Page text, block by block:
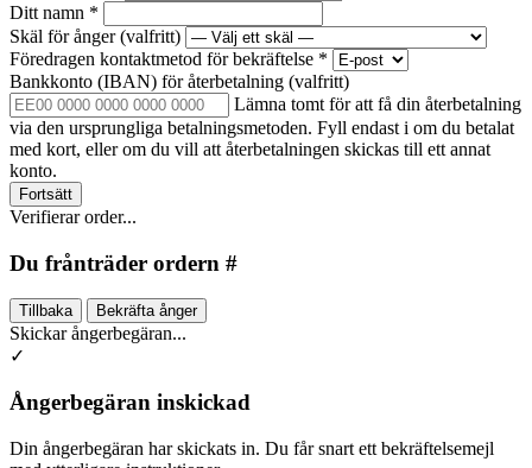
Ditt namn *
Skäl för ånger(valfritt)
Föredragen kontaktmetod för bekräftelse *
Bankkonto (IBAN) för återbetalning (valfritt)
Lämna tomt för att få din återbetalning
via den ursprungliga betalningsmetoden. Fyll endast i om du betalat
med kort, eller om du vill att återbetalningen skickas till ett annat
konto.
Fortsätt
Verifierar order...
Du frånträder ordern #
Tillbaka Bekräfta ånger
Skickar ångerbegäran...
✓
Ångerbegäran inskickad
Din ångerbegäran har skickats in. Du får snart ett bekräftelsemejl